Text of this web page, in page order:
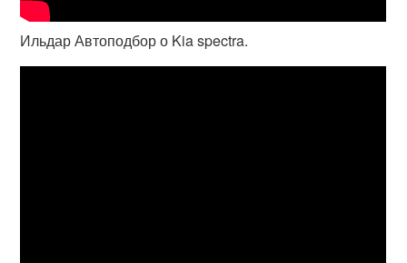
Ильдар Автоподбор о Kia spectra.